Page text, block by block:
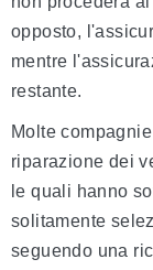
opposto,
mentre
restante.
Molte
riparazione dei
le quali hanno
solitamente
seguendo una